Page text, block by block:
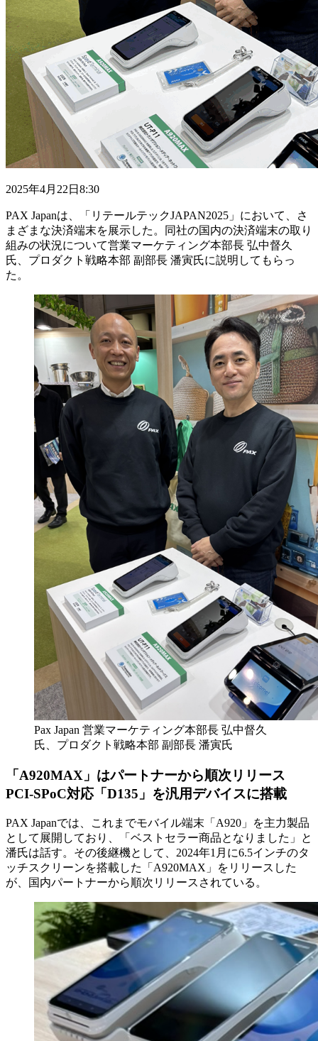
2025年4月22日8:30
PAX Japanは、「リテールテックJAPAN2025」において、さ
まざまな決済端末を展示した。同社の国内の決済端末の取り
組みの状況について営業マーケティング本部長 弘中督久
氏、プロダクト戦略本部 副部長 潘寅氏に説明してもらっ
た。
Pax Japan 営業マーケティング本部長 弘中督久
氏、プロダクト戦略本部 副部長 潘寅氏
「A920MAX」はパートナーから順次リリース
PCI-SPoC対応「D135」を汎用デバイスに搭載
PAX Japanでは、これまでモバイル端末「A920」を主力製品
として展開しており、「ベストセラー商品となりました」と
潘氏は話す。その後継機として、2024年1月に6.5インチのタ
ッチスクリーンを搭載した「A920MAX」をリリースした
が、国内パートナーから順次リリースされている。